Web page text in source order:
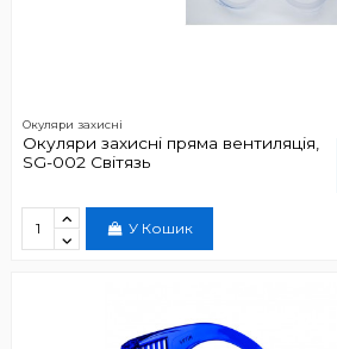
Окуляри захисні
Окуляри захисні пряма вентиляція,
SG-002 Світязь
У Кошик